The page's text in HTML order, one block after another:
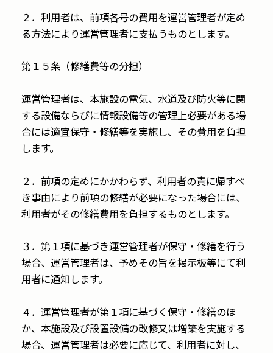
２．利用者は、前項各号の費用を運営管理者が定め
る方法により運営管理者に支払うものとします。
第１５条（修繕費等の分担）
運営管理者は、本施設の電気、水道及び防火等に関
する設備ならびに情報設備等の管理上必要がある場
合には適宜保守・修繕等を実施し、その費用を負担
します。
２．前項の定めにかかわらず、利用者の責に帰すべ
き事由により前項の修繕が必要になった場合には、
利用者がその修繕費用を負担するものとします。
３．第１項に基づき運営管理者が保守・修繕を行う
場合、運営管理者は、予めその旨を掲示板等にて利
用者に通知します。
４．運営管理者が第１項に基づく保守・修繕のほ
か、本施設及び設置設備の改修又は増築を実施する
場合、運営管理者は必要に応じて、利用者に対し、